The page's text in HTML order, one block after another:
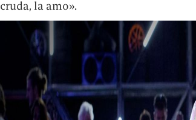
cruda, la amo».